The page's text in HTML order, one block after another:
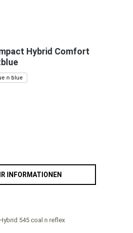
Hybrid Comfort
n blue
INFORMATIONEN